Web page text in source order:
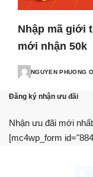
Nhập mã giới
mới nhận 50k
NGUYEN PHUONG
Đăng ký nhận ưu đãi
Nhận ưu đãi mới
[mc4wp_form